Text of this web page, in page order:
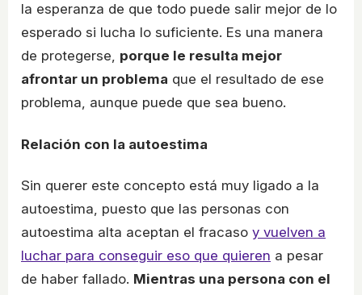
la esperanza de que todo puede salir mejor de lo
esperado si lucha lo suficiente. Es una manera
de protegerse, porque le resulta mejor
afrontar un problema que el resultado de ese
problema, aunque puede que sea bueno.
Relación con la autoestima
Sin querer este concepto está muy ligado a la
autoestima, puesto que las personas con
autoestima alta aceptan el fracaso y vuelven a
luchar para conseguir eso que quieren a pesar
de haber fallado. Mientras una persona con el